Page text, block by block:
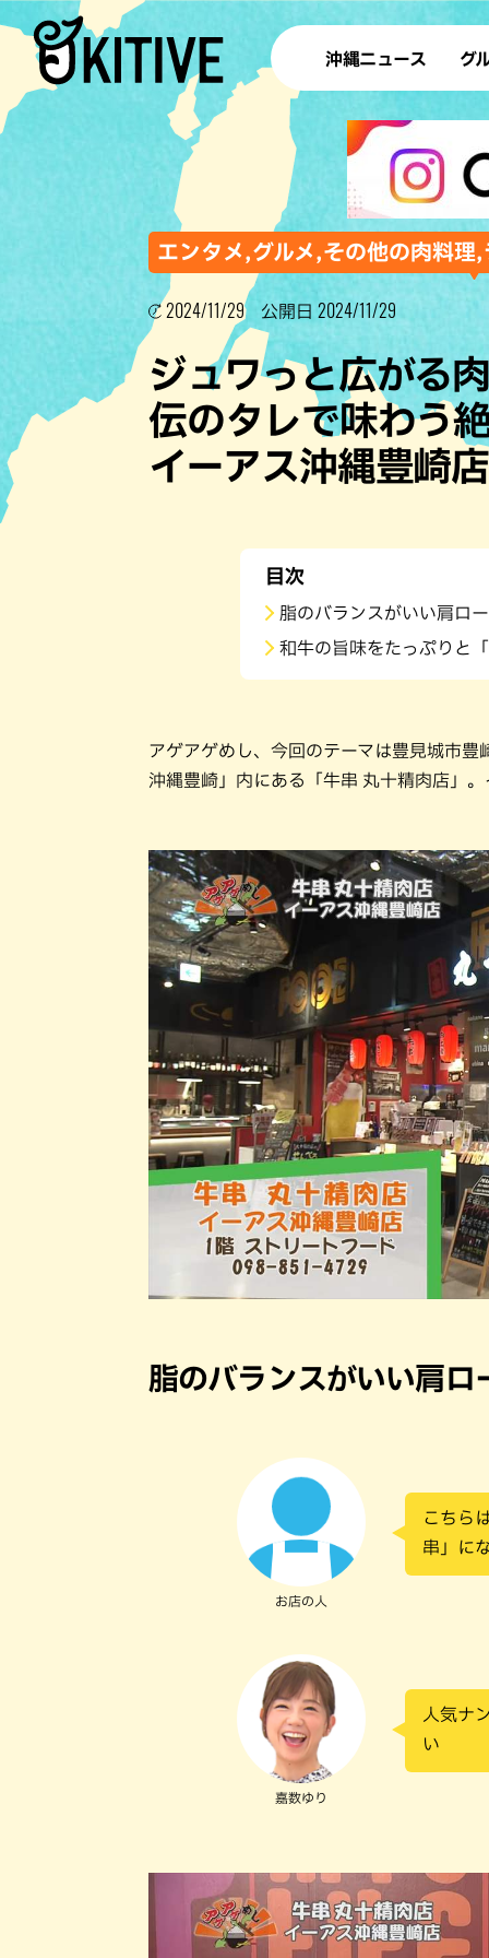
沖縄ニュース グ
ラ
テイ
すし
沖
ステー
その他
ブッフェ
エンタメ,グルメ,その他の肉料
2024/11/29 公開日 2024/11/29
ジュワっと広がる
伝のタレで味わう
イーアス沖縄豊崎
目次
脂のバランスがいい肩ロ
和牛の旨味をたっぷりと
アゲアゲめし、今回のテーマは豊見城市
沖縄豊崎」内にある「牛串 丸十精肉店」
脂のバランスがいい肩ロ
お店の人
こちら
串」に
嘉数ゆり
人気ナ
い